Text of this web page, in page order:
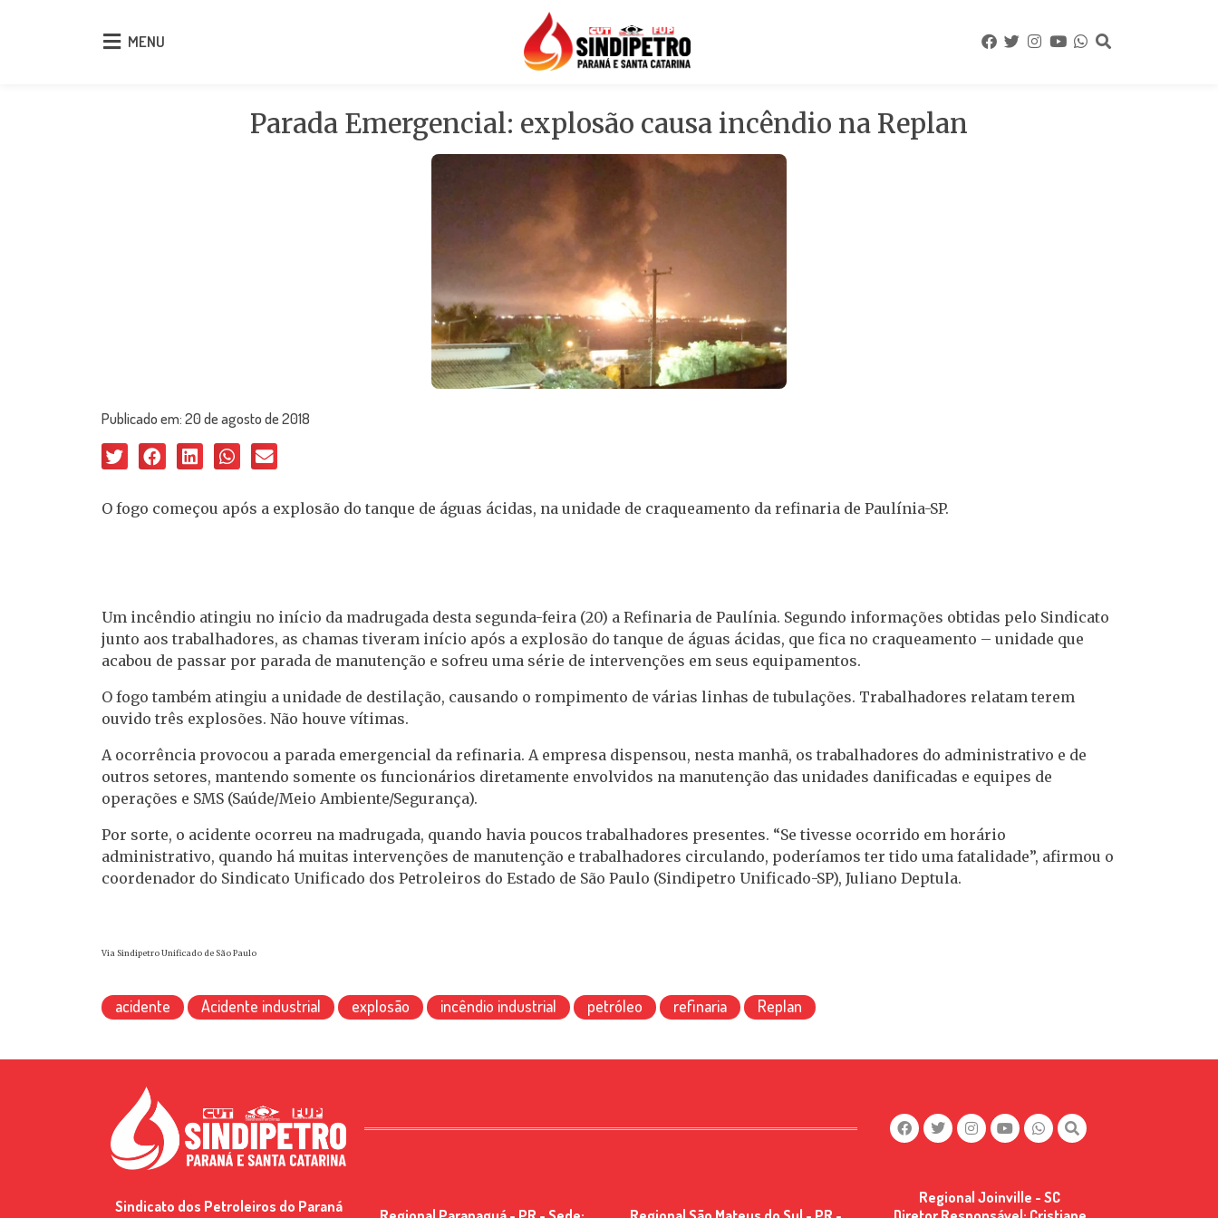
MENU
Parada Emergencial: explosão causa incêndio na Replan
Publicado em:20 de agosto de 2018
O fogo começou após a explosão do tanque de águas ácidas, na unidade de craqueamento da refinaria de Paulínia-SP.
Um incêndio atingiu no início da madrugada desta segunda-feira (20) a Refinaria de Paulínia. Segundo informações obtidas pelo Sindicato
junto aos trabalhadores, as chamas tiveram início após a explosão do tanque de águas ácidas, que fica no craqueamento – unidade que
acabou de passar por parada de manutenção e sofreu uma série de intervenções em seus equipamentos.
O fogo também atingiu a unidade de destilação, causando o rompimento de várias linhas de tubulações. Trabalhadores relatam terem
ouvido três explosões. Não houve vítimas.
A ocorrência provocou a parada emergencial da refinaria. A empresa dispensou, nesta manhã, os trabalhadores do administrativo e de
outros setores, mantendo somente os funcionários diretamente envolvidos na manutenção das unidades danificadas e equipes de
operações e SMS (Saúde/Meio Ambiente/Segurança).
Por sorte, o acidente ocorreu na madrugada, quando havia poucos trabalhadores presentes. “Se tivesse ocorrido em horário
administrativo, quando há muitas intervenções de manutenção e trabalhadores circulando, poderíamos ter tido uma fatalidade”, afirmou o
coordenador do Sindicato Unificado dos Petroleiros do Estado de São Paulo (Sindipetro Unificado-SP), Juliano Deptula.
Via Sindipetro Unificado de São Paulo
acidente Acidente industrial explosão incêndio industrial petróleo refinaria Replan
Sindicato dos Petroleiros do Paraná
Regional Joinville - SC